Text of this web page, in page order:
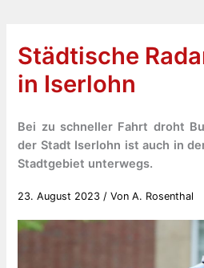
Städtische
in Iserlohn
Bei zu schneller Fahrt droht
der Stadt Iserlohn ist auch in
Stadtgebiet unterwegs.
23. August 2023 / VonA. Rosenthal